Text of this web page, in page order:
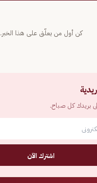
كن أول من يعلّق على هذا الخبر.
بريدك كل صباح.
اشترك الآن